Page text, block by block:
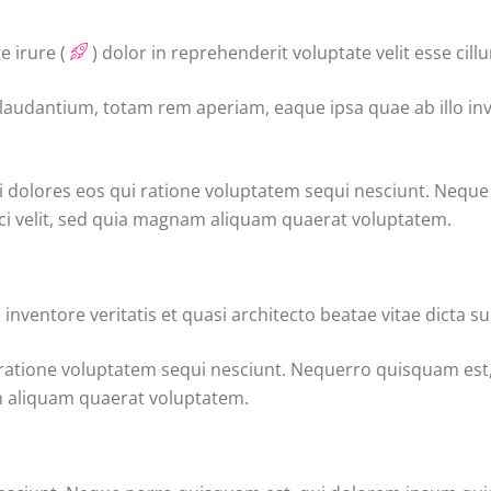
irure ( ) dolor in reprehenderit voluptate velit esse
totam rem aperiam, eaque ipsa quae ab illo
eos qui ratione voluptatem sequi nesciunt.
velit, sed quia magnam aliquam quaerat voluptatem.
veritatis et quasi architecto beatae vitae dicta
voluptatem sequi nesciunt. Nequerro quisquam
aliquam quaerat voluptatem.